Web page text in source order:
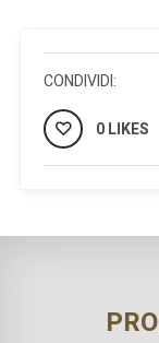
CONDIVIDI:
0 LIKES